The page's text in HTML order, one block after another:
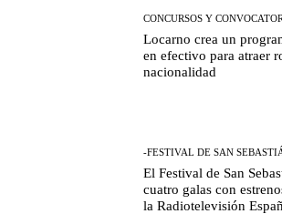
CONCURSOS Y
Locarno crea un
en efectivo para atraer
nacionalidad
-FESTIVAL DE SAN
El Festival de San
cuatro galas con
la Radiotelevisión